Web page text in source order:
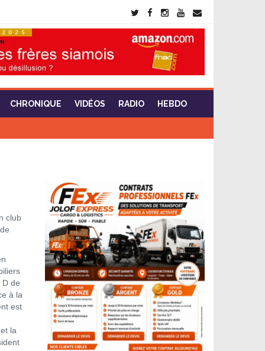
CHRONIQUE VIDÉOS RADIO HEBDO
club
de
à la
est
la